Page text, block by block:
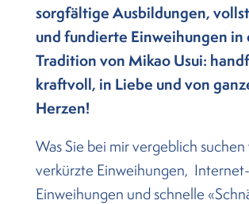
sorgfältige Ausbildungen,
und fundierte Einweihungen in
Tradition von Mikao Usui:
kraftvoll, in Liebe und von
Herzen!
Was Sie bei mir vergeblich
verkürzte Einweihungen, Internet-
Einweihungen und schnelle